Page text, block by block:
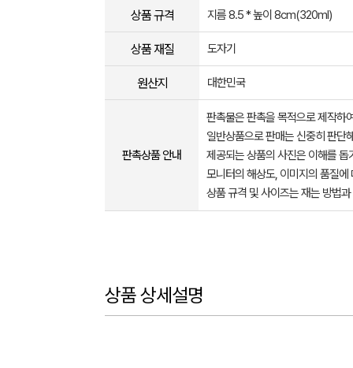
상품 규격 지름 8.5 * 높이 8cm(320ml)
상품 재질 도자기
원산지 대한민국
판촉상품 안내
판촉물은 판촉을 목적으로 제작하
일반상품으로 판매는 신중히 판단
제공되는 상품의 사진은 이해를
모니터의 해상도, 이미지의 품질
상품 규격 및 사이즈는 재는 방법
상품 상세설명